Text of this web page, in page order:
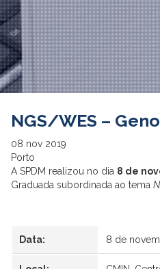
NGS/WES –
08 nov 2019
Porto
A SPDM realizou no dia 8 de
Graduada subordinada ao tema
Data: 8 de